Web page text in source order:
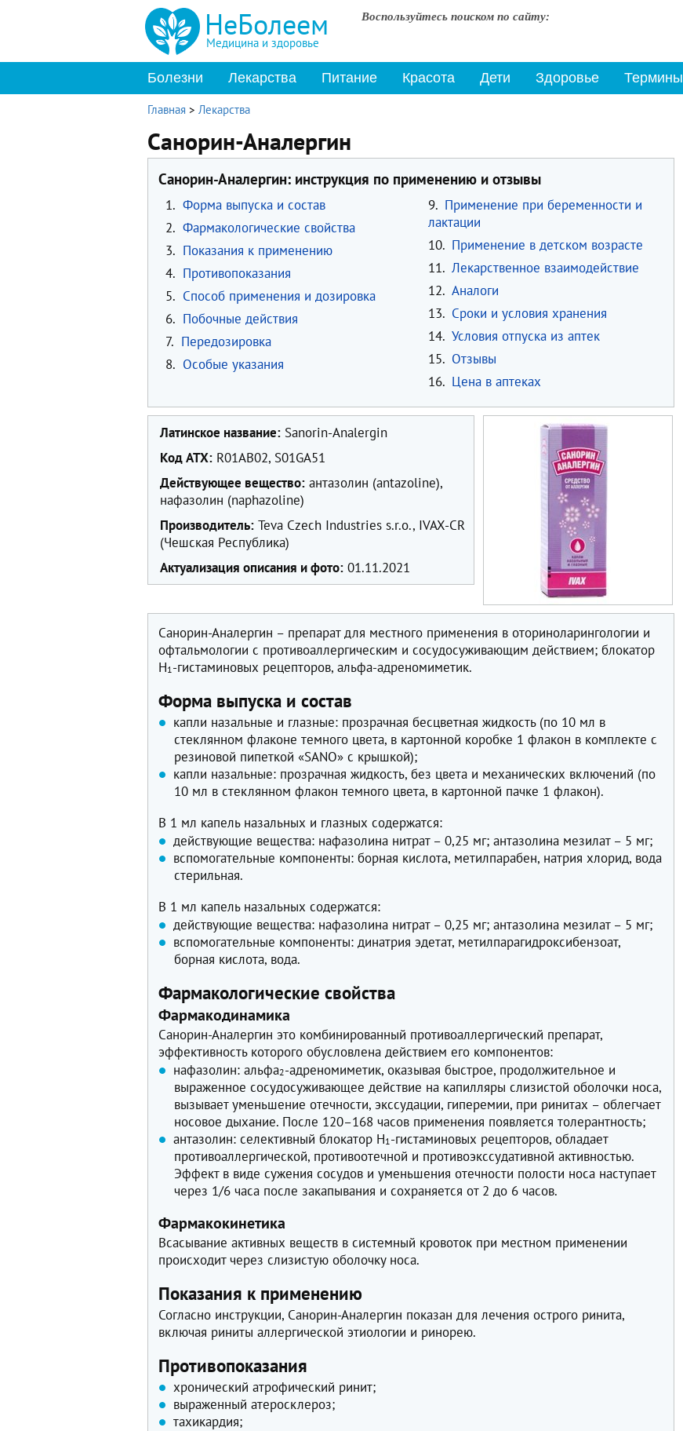
НеБолеем
Медицина и здоровье
Воспользуйтесь поиском по сайту:
Болезни Лекарства Питание Красота Дети Здоровье Термины
Главная > Лекарства
Санорин-Аналергин
Санорин-Аналергин: инструкция по применению и отзывы
1. Форма выпуска и состав
2. Фармакологические свойства
3. Показания к применению
4. Противопоказания
5. Способ применения и дозировка
6. Побочные действия
7. Передозировка
8. Особые указания
9. Применение при беременности и
лактации
10. Применение в детском возрасте
11. Лекарственное взаимодействие
12. Аналоги
13. Сроки и условия хранения
14. Условия отпуска из аптек
15. Отзывы
16. Цена в аптеках
Латинское название: Sanorin-Analergin
Код ATX: R01AB02, S01GA51
Действующее вещество: антазолин (antazoline),
нафазолин (naphazoline)
Производитель: Teva Czech Industries s.r.o., IVAX-CR
(Чешская Республика)
Актуализация описания и фото: 01.11.2021
Санорин-Аналергин – препарат для местного применения в оториноларингологии и
офтальмологии с противоаллергическим и сосудосуживающим действием; блокатор
H1-гистаминовых рецепторов, альфа-адреномиметик.
Форма выпуска и состав
капли назальные и глазные: прозрачная бесцветная жидкость (по 10 мл в
стеклянном флаконе темного цвета, в картонной коробке 1 флакон в комплекте с
резиновой пипеткой «SANO» с крышкой);
капли назальные: прозрачная жидкость, без цвета и механических включений (по
10 мл в стеклянном флакон темного цвета, в картонной пачке 1 флакон).
В 1 мл капель назальных и глазных содержатся:
действующие вещества: нафазолина нитрат – 0,25 мг; антазолина мезилат – 5 мг;
вспомогательные компоненты: борная кислота, метилпарабен, натрия хлорид, вода
стерильная.
В 1 мл капель назальных содержатся:
действующие вещества: нафазолина нитрат – 0,25 мг; антазолина мезилат – 5 мг;
вспомогательные компоненты: динатрия эдетат, метилпарагидроксибензоат,
борная кислота, вода.
Фармакологические свойства
Фармакодинамика
Санорин-Аналергин это комбинированный противоаллергический препарат,
эффективность которого обусловлена действием его компонентов:
нафазолин: альфа2-адреномиметик, оказывая быстрое, продолжительное и
выраженное сосудосуживающее действие на капилляры слизистой оболочки носа,
вызывает уменьшение отечности, экссудации, гиперемии, при ринитах – облегчает
носовое дыхание. После 120–168 часов применения появляется толерантность;
антазолин: селективный блокатор H1-гистаминовых рецепторов, обладает
противоаллергической, противоотечной и противоэкссудативной активностью.
Эффект в виде сужения сосудов и уменьшения отечности полости носа наступает
через 1/6 часа после закапывания и сохраняется от 2 до 6 часов.
Фармакокинетика
Всасывание активных веществ в системный кровоток при местном применении
происходит через слизистую оболочку носа.
Показания к применению
Согласно инструкции, Санорин-Аналергин показан для лечения острого ринита,
включая риниты аллергической этиологии и ринорею.
Противопоказания
хронический атрофический ринит;
выраженный атеросклероз;
тахикардия;